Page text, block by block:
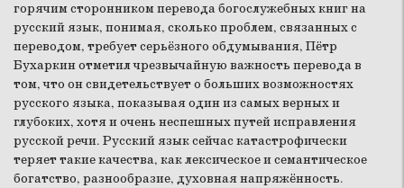
горячим сторонником перевода богослужебных книг на
русский язык, понимая, сколько проблем, связанных с
переводом, требует серьёзного обдумывания, Пётр
Бухаркин отметил чрезвычайную важность перевода в
том, что он свидетельствует о больших возможностях
русского языка, показывая один из самых верных и
глубоких, хотя и очень неспешных путей исправления
русской речи. Русский язык сейчас катастрофически
теряет такие качества, как лексическое и семантическое
богатство, разнообразие, духовная напряжённость.